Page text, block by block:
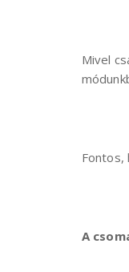
Mivel
Fontos,
A